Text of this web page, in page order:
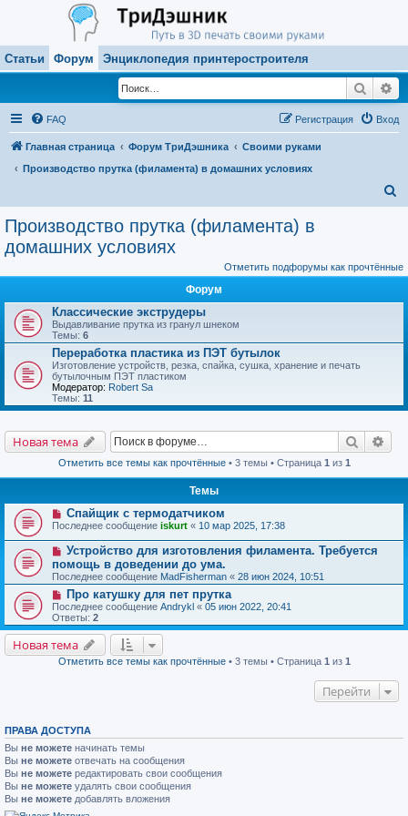
Статьи Форум Энциклопедия принтеростроителя
Поиск
FAQ Вход
Регистрация
Главная страница Форум ТриДэшника
Своими руками
Производство прутка (филамента) в домашних условиях
к
Производство прутка (филамента) в
домашних условиях
Отметить подфорумы как прочтённые
Форум
Классические экструдеры
Выдавливание прутка из гранул шнеком
Темы: 6
Переработка пластика из ПЭТ бутылок
Изготовление устройств, резка, спайка, сушка, хранение и печать
бутылочным ПЭТ пластиком
Модератор: Robert Sa
Темы: 11
Новая тема Поиск
Отметить все темы как прочтённые• 3 темы • Страница 1 из 1
Темы
Спайщик с термодатчиком
Последнее сообщение iskurt « 10 мар 2025, 17:38
Устройство для изготовления филамента. Требуется
помощь в доведении до ума.
Последнее сообщение MadFisherman « 28 июн 2024, 10:51
Про катушку для пет прутка
Последнее сообщение Andrykl « 05 июн 2022, 20:41
Ответы: 2
Новая тема
Отметить все темы как прочтённые• 3 темы • Страница 1 из 1
Перейти
ПРАВА ДОСТУПА
Вы не можете начинать темы
Вы не можете отвечать на сообщения
Вы не можете редактировать свои сообщения
Вы не можете удалять свои сообщения
Вы не можете добавлять вложения